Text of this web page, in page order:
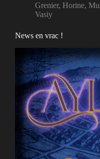
Grenier, Horine,
Vasiy
News en vrac !